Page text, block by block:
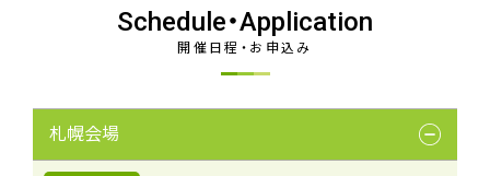
Schedule・Application
開催日程・お申込み
札幌会場